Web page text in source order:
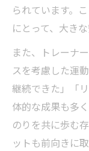
られています。
にとって、大き
また、トレーナ
スを考慮した運
継続できた」「
体的な成果も多
のりを共に歩む
ットも前向きに